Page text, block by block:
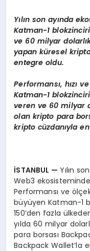
Yılın son ayında
Katman-1
ve 60 milyar
yapan küresel
entegre oldu.
Performansı, hızıve
Katman-1
veren ve 60 milyar
olan kripto para
kripto cüzdanıyla
İSTANBUL —Yılın
Web3
Performansı ve
büyüyen Katman-1
150’den fazla
yılda 60 milyar
para borsası
Backpack Wallet’la